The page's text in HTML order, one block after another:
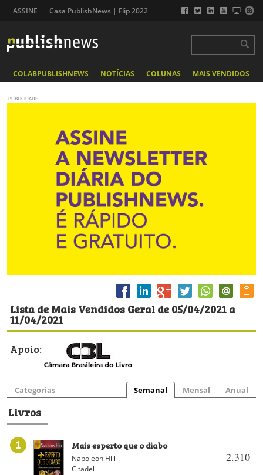
ASSINE Casa PublishNews | Flip 2022
COLABPUBLISHNEWS NOTÍCIAS COLUNAS MAIS VENDIDOS
PUBLICIDADE
Lista de Mais Vendidos Geral de 05/04/2021 a
11/04/2021
Apoio:
Categorias Semanal Mensal Anual
Livros
1
2.310
Mais esperto que o diabo
Napoleon Hill
Citadel